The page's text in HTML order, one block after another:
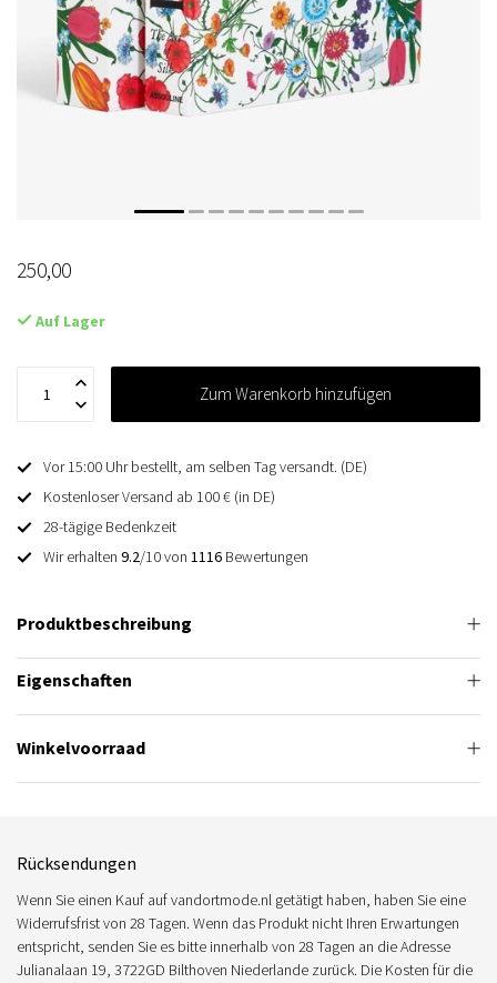
250,00
Auf Lager
Zum Warenkorb hinzufügen
Vor 15:00 Uhr bestellt, am selben Tag versandt. (DE)
Kostenloser Versand ab 100 € (in DE)
28-tägige Bedenkzeit
Wir erhalten 9.2/10 von 1116 Bewertungen
Produktbeschreibung
Eigenschaften
Winkelvoorraad
Rücksendungen
Wenn Sie einen Kauf auf vandortmode.nl getätigt haben, haben Sie eine
Widerrufsfrist von 28 Tagen. Wenn das Produkt nicht Ihren Erwartungen
entspricht, senden Sie es bitte innerhalb von 28 Tagen an die Adresse
Julianalaan 19, 3722GD Bilthoven Niederlande zurück. Die Kosten für die